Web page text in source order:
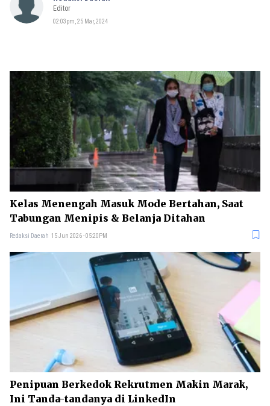
Editor
02:03pm, 25 Mar, 2024
Kelas Menengah Masuk Mode Bertahan, Saat
Tabungan Menipis & Belanja Ditahan
Redaksi Daerah 15 Jun 2026 - 05:20PM
Penipuan Berkedok Rekrutmen Makin Marak,
Ini Tanda-tandanya di LinkedIn